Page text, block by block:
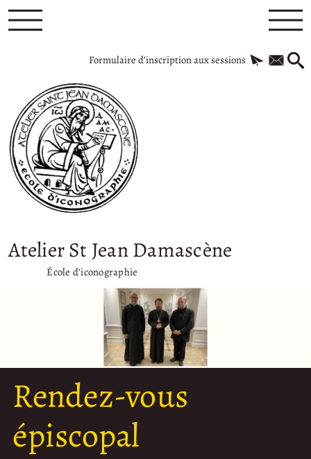
Formulaire d’inscription aux sessions
Atelier St Jean Damascène
École d’iconographie
Rendez-vous
épiscopal